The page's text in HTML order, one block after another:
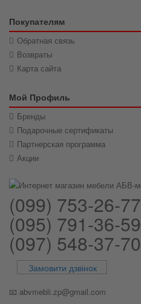
Покупателям
Обратная связь
Возвраты
Карта сайта
Мой Профиль
Бренды
Подарочные сертификаты
Партнерская программа
Акции
(099) 753-26-77
(095) 791-36-59
(097) 548-37-70
Замовити дзвінок
📧 abvmebli.zp@gmail.com